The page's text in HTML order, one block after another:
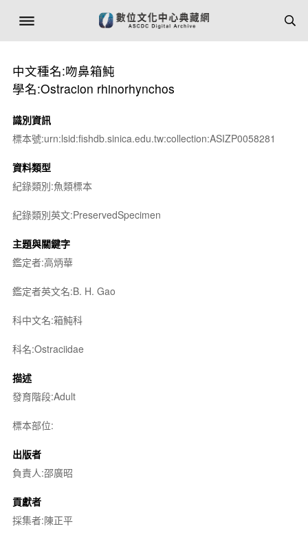
中文種名:吻鼻箱魨
學名:Ostracion rhinorhynchos
識別資訊
標本號:urn:lsid:fishdb.sinica.edu.tw:collection:ASIZP0058281
資料類型
紀錄類別:魚類標本
紀錄類別英文:PreservedSpecimen
主題與關鍵字
鑑定者:高炳華
鑑定者英文名:B. H. Gao
科中文名:箱魨科
科名:Ostraciidae
描述
發育階段:Adult
標本部位:
出版者
負責人:邵廣昭
貢獻者
採集者:陳正平